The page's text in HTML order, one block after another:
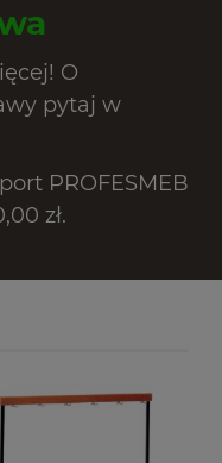
O
pytaj w
PROFESMEB
zł.